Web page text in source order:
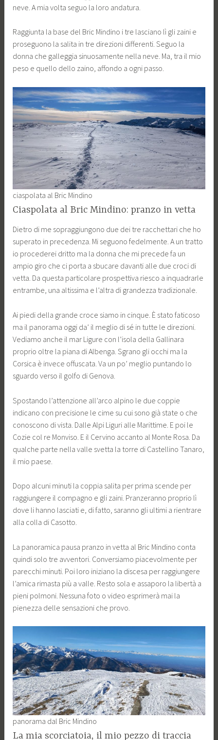
neve. A mia volta seguo la loro andatura.
Raggiunta la base del Bric Mindino i tre lasciano lì gli zaini e
proseguono la salita in tre direzioni differenti. Seguo la
donna che galleggia sinuosamente nella neve. Ma, tra il mio
peso e quello dello zaino, affondo a ogni passo.
ciaspolata al Bric Mindino
Ciaspolata al Bric Mindino: pranzo in vetta
Dietro di me sopraggiungono due dei tre racchettari che ho
superato in precedenza. Mi seguono fedelmente. A un tratto
io procederei dritto ma la donna che mi precede fa un
ampio giro che ci porta a sbucare davanti alle due croci di
vetta. Da questa particolare prospettiva riesco a inquadrarle
entrambe, una altissima e l’altra di grandezza tradizionale.
Ai piedi della grande croce siamo in cinque. È stato faticoso
ma il panorama oggi da’ il meglio di sé in tutte le direzioni.
Vediamo anche il mar Ligure con l’isola della Gallinara
proprio oltre la piana di Albenga. Sgrano gli occhi ma la
Corsica è invece offuscata. Va un po’ meglio puntando lo
sguardo verso il golfo di Genova.
Spostando l’attenzione all’arco alpino le due coppie
indicano con precisione le cime su cui sono già state o che
conoscono di vista. Dalle Alpi Liguri alle Marittime. E poi le
Cozie col re Monviso. E il Cervino accanto al Monte Rosa. Da
qualche parte nella valle svetta la torre di Castellino Tanaro,
il mio paese.
Dopo alcuni minuti la coppia salita per prima scende per
raggiungere il compagno e gli zaini. Pranzeranno proprio lì
dove li hanno lasciati e, di fatto, saranno gli ultimi a rientrare
alla colla di Casotto.
La panoramica pausa pranzo in vetta al Bric Mindino conta
quindi solo tre avventori. Conversiamo piacevolmente per
parecchi minuti. Poi loro iniziano la discesa per raggiungere
l’amica rimasta più a valle. Resto sola e assaporo la libertà a
pieni polmoni. Nessuna foto o video esprimerà mai la
pienezza delle sensazioni che provo.
panorama dal Bric Mindino
La mia scorciatoia, il mio pezzo di traccia